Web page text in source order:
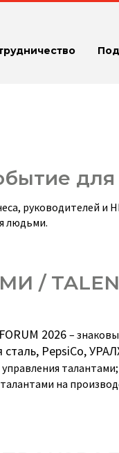
для
руководителей и
людьми.
/
2026 –
сталь, PepsiCo,
на